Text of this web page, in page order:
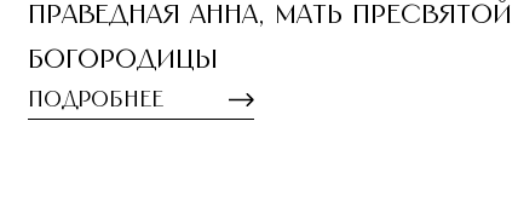
Праведная Анна, мать Пресвятой
Богородицы
Подробнее